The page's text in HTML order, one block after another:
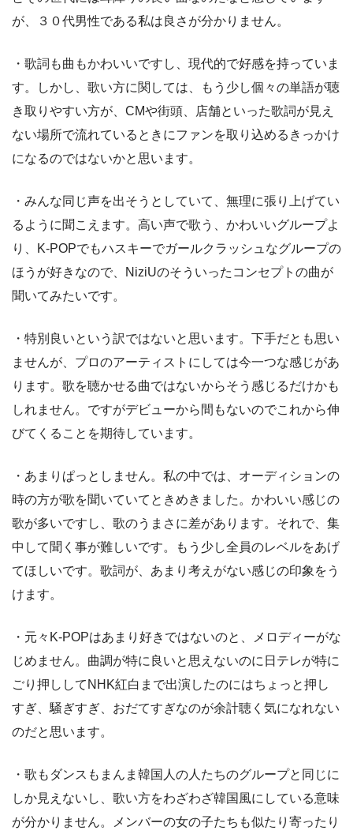
が、３０代男性である私は良さが分かりません。
・歌詞も曲もかわいいですし、現代的で好感を持っていま
す。しかし、歌い方に関しては、もう少し個々の単語が聴
き取りやすい方が、CMや街頭、店舗といった歌詞が見え
ない場所で流れているときにファンを取り込めるきっかけ
になるのではないかと思います。
・みんな同じ声を出そうとしていて、無理に張り上げてい
るように聞こえます。高い声で歌う、かわいいグループよ
り、K-POPでもハスキーでガールクラッシュなグループの
ほうが好きなので、NiziUのそういったコンセプトの曲が
聞いてみたいです。
・特別良いという訳ではないと思います。下手だとも思い
ませんが、プロのアーティストにしては今一つな感じがあ
ります。歌を聴かせる曲ではないからそう感じるだけかも
しれません。ですがデビューから間もないのでこれから伸
びてくることを期待しています。
・あまりぱっとしません。私の中では、オーディションの
時の方が歌を聞いていてときめきました。かわいい感じの
歌が多いですし、歌のうまさに差があります。それで、集
中して聞く事が難しいです。もう少し全員のレベルをあげ
てほしいです。歌詞が、あまり考えがない感じの印象をう
けます。
・元々K-POPはあまり好きではないのと、メロディーがな
じめません。曲調が特に良いと思えないのに日テレが特に
ごり押ししてNHK紅白まで出演したのにはちょっと押し
すぎ、騒ぎすぎ、おだてすぎなのが余計聴く気になれない
のだと思います。
・歌もダンスもまんま韓国人の人たちのグループと同じに
しか見えないし、歌い方をわざわざ韓国風にしている意味
が分かりません。メンバーの女の子たちも似たり寄ったり